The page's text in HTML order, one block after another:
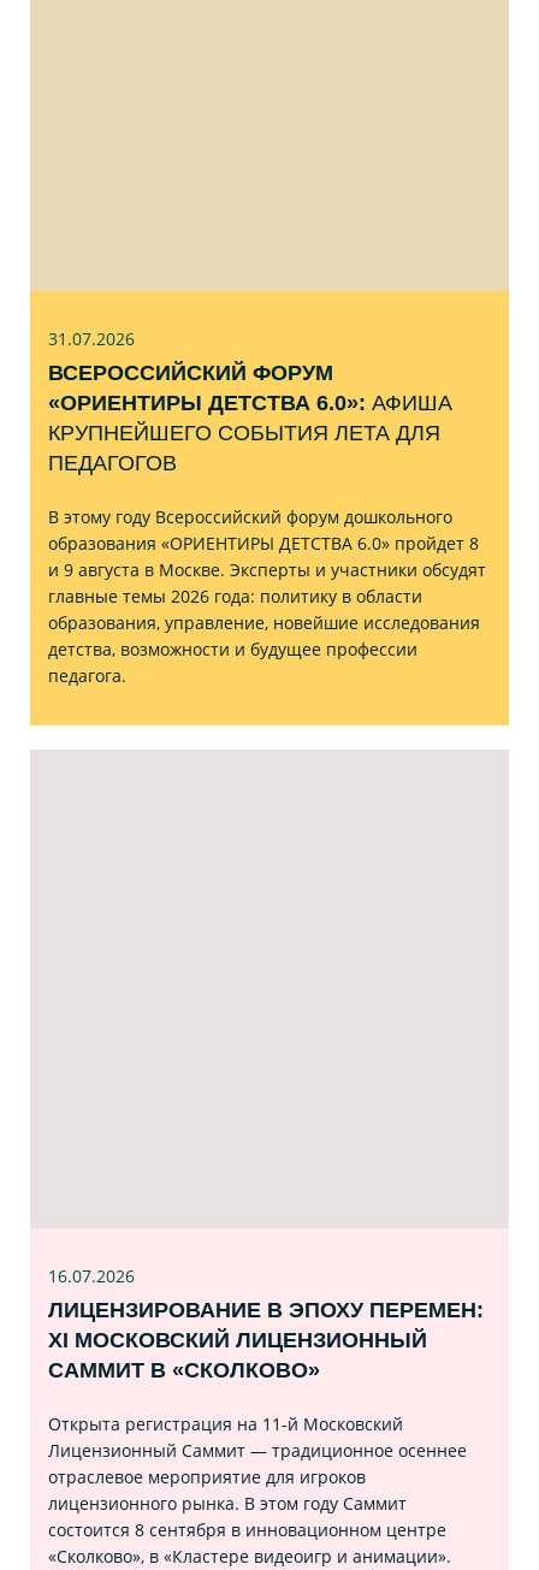
31.07.2026
ВСЕРОССИЙСКИЙ ФОРУМ
«ОРИЕНТИРЫ ДЕТСТВА 6.0»: АФИША
КРУПНЕЙШЕГО СОБЫТИЯ ЛЕТА ДЛЯ
ПЕДАГОГОВ
В этому году Всероссийский форум дошкольного
образования «ОРИЕНТИРЫ ДЕТСТВА 6.0» пройдет 8
и 9 августа в Москве. Эксперты и участники обсудят
главные темы 2026 года: политику в области
образования, управление, новейшие исследования
детства, возможности и будущее профессии
педагога.
16.07.2026
ЛИЦЕНЗИРОВАНИЕ В ЭПОХУ ПЕРЕМЕН:
XI МОСКОВСКИЙ ЛИЦЕНЗИОННЫЙ
САММИТ В «СКОЛКОВО»
Открыта регистрация на 11‑й Московский
Лицензионный Саммит — традиционное осеннее
отраслевое мероприятие для игроков
лицензионного рынка. В этом году Саммит
состоится 8 сентября в инновационном центре
«Сколково», в «Кластере видеоигр и анимации».